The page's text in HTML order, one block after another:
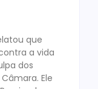
que
a vida
dos
Ele